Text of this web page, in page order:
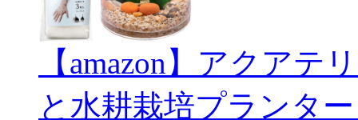
【amazon】アクアテ
と水耕栽培プランタ